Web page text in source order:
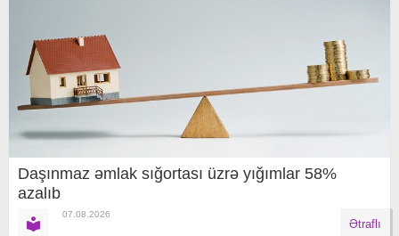
Daşınmaz əmlak sığortası üzrə yığımlar 58%
azalıb
07.08.2026
Ətraflı